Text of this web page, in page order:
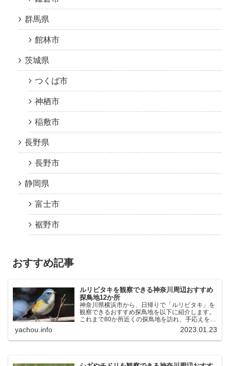
群馬県
館林市
茨城県
つくば市
神栖市
稲敷市
長野県
長野市
静岡県
富士市
裾野市
おすすめ記事
ルリビタキを観察できる神奈川周辺おすすめ
探鳥地12か所
神奈川県横浜市から、日帰りで「ルリビタキ」を
観察できるおすすめ探鳥地を以下に紹介します。
これまで80か所近くの探鳥地を訪れ、手応えを感
じた場所です。以下、★ が多いほど観察しやす
く、出現頻度が高いと感じた場所です。 北本自然
観察公園：埼玉県...
yachou.info 2023.01.23